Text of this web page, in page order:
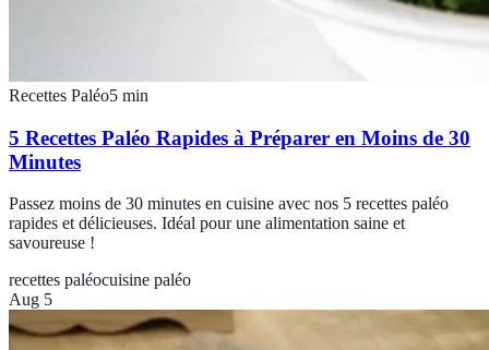
Recettes Paléo5 min
5 Recettes Paléo Rapides à Préparer en Moins de 30
Minutes
Passez moins de 30 minutes en cuisine avec nos 5 recettes paléo
rapides et délicieuses. Idéal pour une alimentation saine et
savoureuse !
recettes paléocuisine paléo
Aug 5